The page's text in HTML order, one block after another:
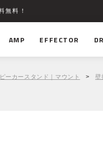
無料！
AMP EFFECTOR
ーカースタンド｜マウント > 壁